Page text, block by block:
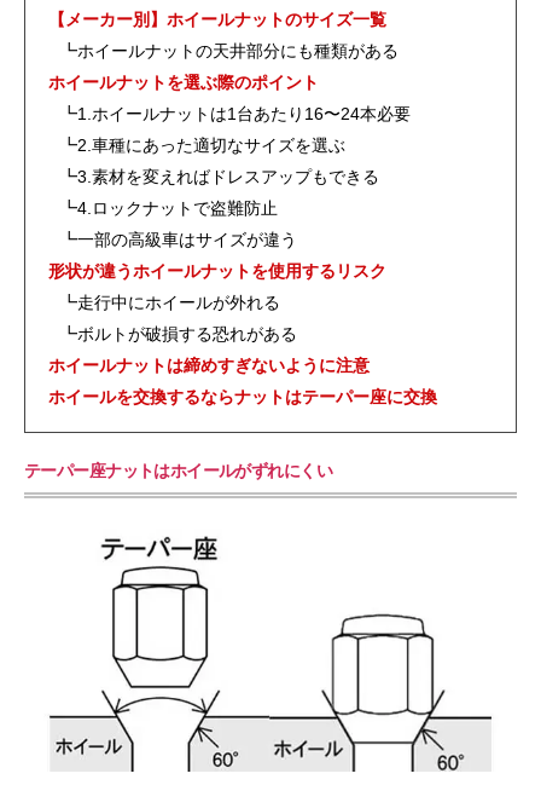
【メーカー別】ホイールナットのサイズ一覧
┗ホイールナットの天井部分にも種類がある
ホイールナットを選ぶ際のポイント
┗1.ホイールナットは1台あたり16〜24本必要
┗2.車種にあった適切なサイズを選ぶ
┗3.素材を変えればドレスアップもできる
┗4.ロックナットで盗難防止
┗一部の高級車はサイズが違う
形状が違うホイールナットを使用するリスク
┗走行中にホイールが外れる
┗ボルトが破損する恐れがある
ホイールナットは締めすぎないように注意
ホイールを交換するならナットはテーパー座に交換
テーパー座ナットはホイールがずれにくい